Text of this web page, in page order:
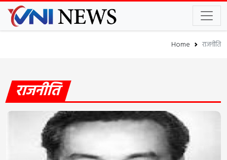
Home राजनीति
राजनीति